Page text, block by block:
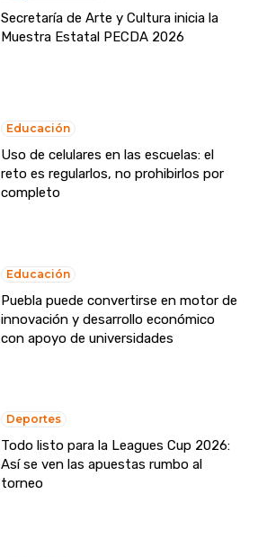
Secretaría de Arte y Cultura inicia la
Muestra Estatal PECDA 2026
Educación
Uso de celulares en las escuelas: el
reto es regularlos, no prohibirlos por
completo
Educación
Puebla puede convertirse en motor de
innovación y desarrollo económico
con apoyo de universidades
Deportes
Todo listo para la Leagues Cup 2026:
Así se ven las apuestas rumbo al
torneo